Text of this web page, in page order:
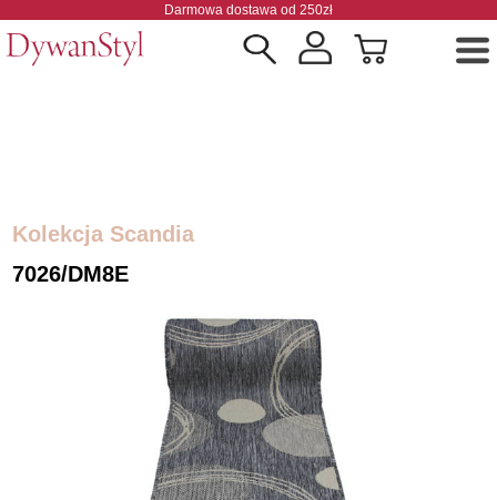
Darmowa dostawa od 250zł
Kolekcja Scandia
7026/DM8E